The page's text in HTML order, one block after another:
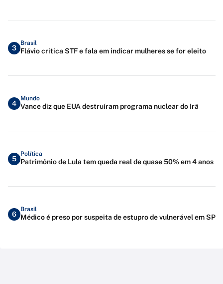
3
Brasil
Flávio critica STF e fala em indicar mulheres se for eleito
4
Mundo
Vance diz que EUA destruíram programa nuclear do Irã
5
Política
Patrimônio de Lula tem queda real de quase 50% em 4 anos
6
Brasil
Médico é preso por suspeita de estupro de vulnerável em SP